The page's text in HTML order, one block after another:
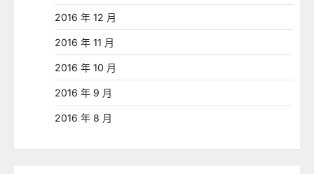
2016 年 12 月
2016 年 11 月
2016 年 10 月
2016 年 9 月
2016 年 8 月